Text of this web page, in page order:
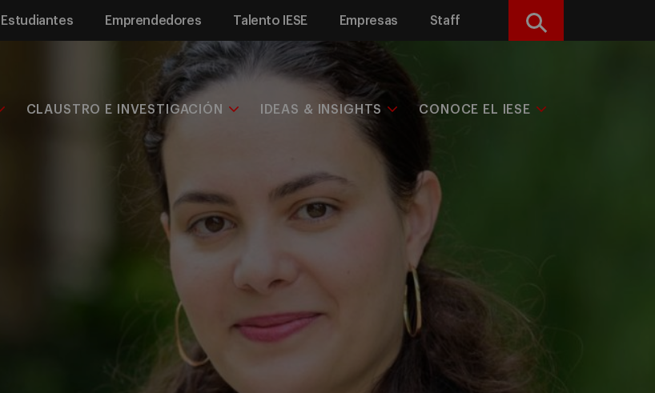
Estudiantes Emprendedores Talento IESE Empresas Staff Buscar
CLAUSTRO E INVESTIGACIÓN IDEAS & INSIGHTS CONOCE EL IESE